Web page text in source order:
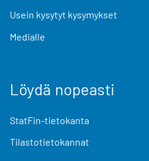
Usein kysytyt kysymykset
Medialle
Löydä nopeasti
StatFin-tietokanta
Tilastotietokannat